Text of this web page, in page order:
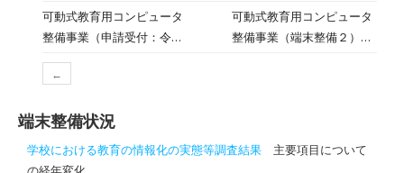
ンを通じてしかお伝えでき
なかったのが、とても残念
学んだ改善点を次回に生か
を展開しました。
懸念はありましたが、行う
内容を工夫することで興味
関心をもって取り組むこと
生でパスワード変更作業を
学習しました。ワクワクし
ながら作業に取り組んでい
に、市内小中学校にIC T機
器とデジタル教材を導入し
究指定を受け、STEAM教育
の充実化を図っています。
し、本校の取組や成果等を
可動式教育用コンピュータ
整備事業（申請受付：令和
可動式教育用コンピュータ
整備事業（端末整備２）に
←
端末整備状況
学校における教育の情報化の実態等調査結果 主要項目について